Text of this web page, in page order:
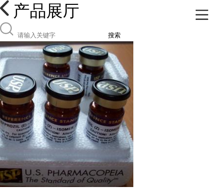
产品展厅
搜索